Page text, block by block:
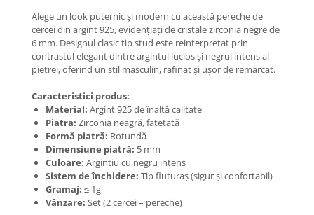
COLIERE ȘNUR REGLABIL
Coliere cu Inimioare
Coliere cu Cruce
Coliere cu Stea
Coliere cu Semilună
Coliere cu Zodii
Coliere cu Flori
Coliere cu Animale
Coliere cu Molecule
Coliere Diverse
Alege un look puternic și modern cu această pereche de
cercei din argint 925, evidențiați de cristale zirconia negre de
6 mm. Designul clasic tip stud este reinterpretat prin
contrastul elegant dintre argintul lucios și negrul intens al
pietrei, oferind un stil masculin, rafinat și ușor de remarcat.
Caracteristici produs:
Material: Argint 925 de înaltă calitate
Piatra: Zirconia neagră, fațetată
Formă piatră: Rotundă
Dimensiune piatră: 5 mm
Culoare: Argintiu cu negru intens
Sistem de închidere: Tip fluturaș (sigur și confortabil)
Gramaj: ≤ 1g
Vânzare: Set (2 cercei – pereche)